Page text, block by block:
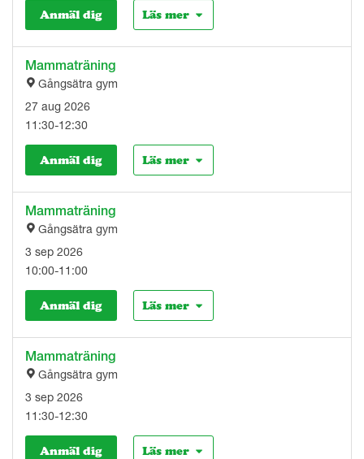
Anmäl dig Läs mer
Mammaträning
Gångsätra gym
27 aug 2026
11:30-12:30
Anmäl dig Läs mer
Mammaträning
Gångsätra gym
3 sep 2026
10:00-11:00
Anmäl dig Läs mer
Mammaträning
Gångsätra gym
3 sep 2026
11:30-12:30
Anmäl dig Läs mer